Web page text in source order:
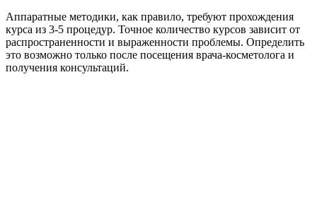
Аппаратные методики, как правило, требуют прохождения
курса из 3-5 процедур. Точное количество курсов зависит от
распространенности и выраженности проблемы. Определить
это возможно только после посещения врача-косметолога и
получения консультаций.